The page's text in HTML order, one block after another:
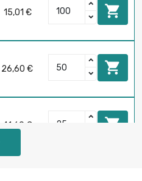
15,01 € 
26,60 € 
41,60 € 